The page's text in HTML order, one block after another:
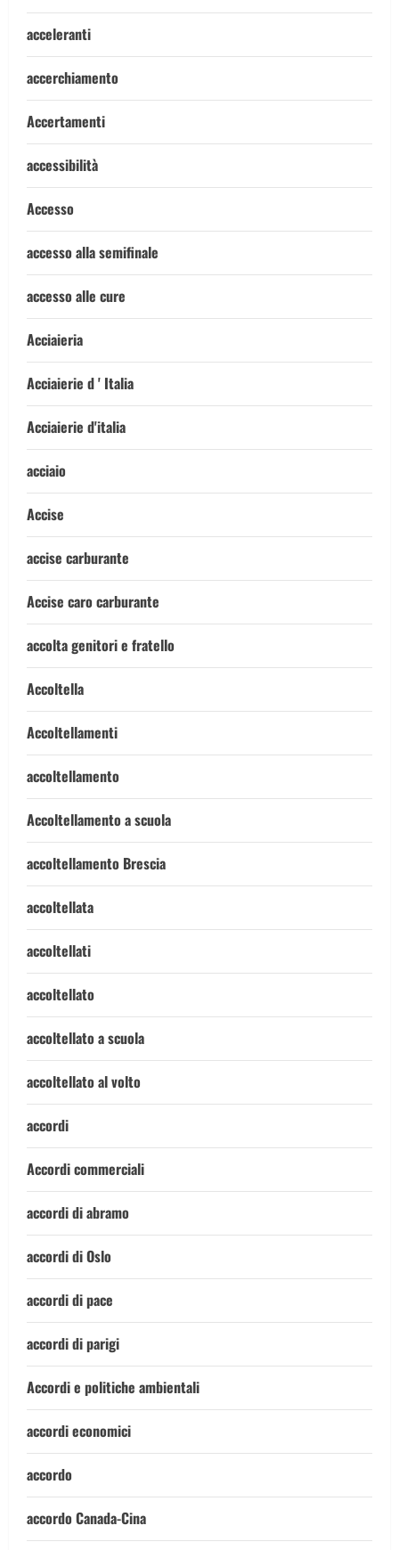
acceleranti
accerchiamento
Accertamenti
accessibilità
Accesso
accesso alla semifinale
accesso alle cure
Acciaieria
Acciaierie d ' Italia
Acciaierie d'italia
acciaio
Accise
accise carburante
Accise caro carburante
accolta genitori e fratello
Accoltella
Accoltellamenti
accoltellamento
Accoltellamento a scuola
accoltellamento Brescia
accoltellata
accoltellati
accoltellato
accoltellato a scuola
accoltellato al volto
accordi
Accordi commerciali
accordi di abramo
accordi di Oslo
accordi di pace
accordi di parigi
Accordi e politiche ambientali
accordi economici
accordo
accordo Canada-Cina